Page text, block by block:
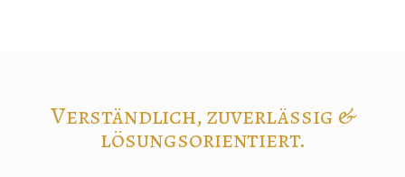
Verständlich, zuverlässig &
lösungsorientiert.